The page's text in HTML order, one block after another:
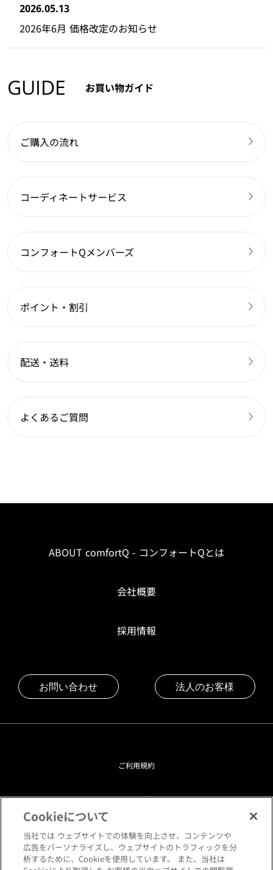
2026.05.13
2026年6月 価格改定のお知らせ
GUIDE お買い物ガイド
ご購入の流れ
コーディネートサービス
コンフォートQメンバーズ
ポイント・割引
配送・送料
よくあるご質問
ABOUT comfortQ - コンフォートQとは
会社概要
採用情報
お問い合わせ 法人のお客様
ご利用規約
プライバシーポリシー
クッキーポリシー
閲覧環境について
Cookieについて
当社では ウェブサイトでの体験を向上させ、コンテンツや
広告をパーソナライズし、ウェブサイトのトラフィックを分
析するために、Cookieを使用しています。 また、当社は